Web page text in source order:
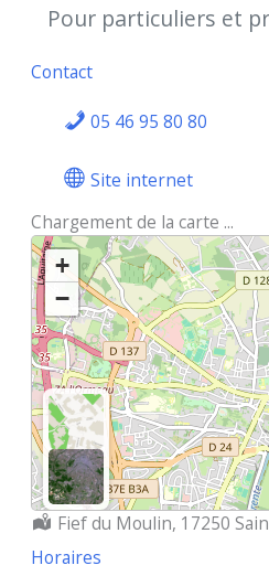
Pour particuliers et
Contact
05 46 95 80 80
Site internet
Chargement de la carte ...
+
−
Localisation :
Fief du Moulin, 17250
Horaires